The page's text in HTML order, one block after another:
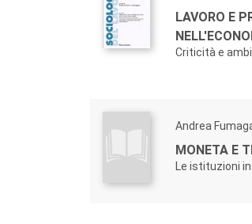
LAVORO E
Criticità e
Andrea
MONETA E
Le istituzioni